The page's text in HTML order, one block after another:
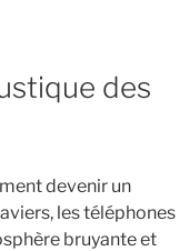
des
devenir un
les téléphones
bruyante et